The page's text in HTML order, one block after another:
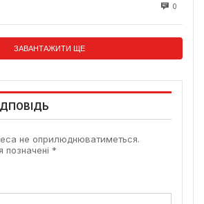
0
ЗАВАНТАЖИТИ ЩЕ
не оприлюднюватиметься.
позначені *